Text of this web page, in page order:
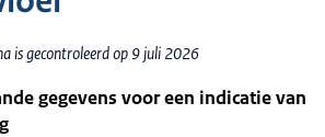
is gecontroleerd op 9 juli 2026
gegevens voor een indicatie van